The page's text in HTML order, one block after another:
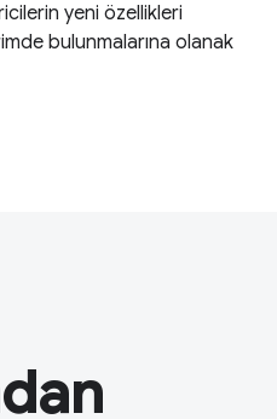
yeni özellikleri
bulunmalarına olanak